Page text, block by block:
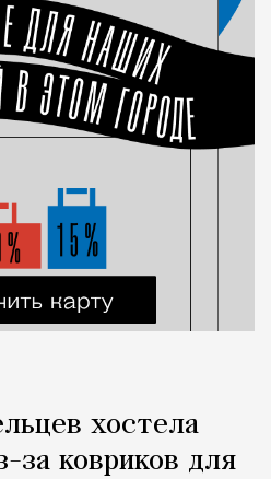
хостела
за ковриков для